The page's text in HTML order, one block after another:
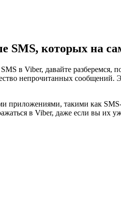
SMS, которых на
в Viber, давайте разберемся,
непрочитанных
такими как
в Viber, даже если вы их